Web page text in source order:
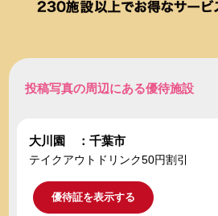
投稿写真の周辺にある優待施設
大川園 ：千葉市
テイクアウトドリンク50円割引
優待証を表示する